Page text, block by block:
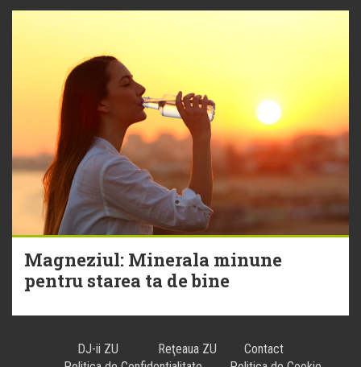
Magneziul: Minerala minune
pentru starea ta de bine
DJ-ii ZU Reţeaua ZU
Contact